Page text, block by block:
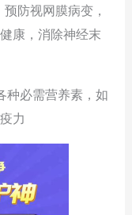
防视网膜病变，
康，消除神经末
种必需营养素，如
力